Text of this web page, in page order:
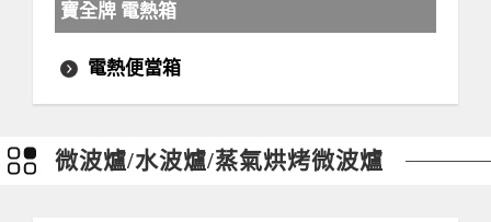
寶全牌 電熱箱
電熱便當箱
微波爐/水波爐/蒸氣烘烤微波爐